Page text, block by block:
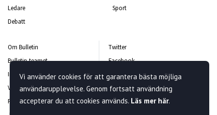
Ledare
Debatt
Sport
Om Bulletin
Bulletin-teamet
Integritetspolicy
Vanliga frågor och svar
Rättelsepolicy
Twitter
Facebook
Instagram
Kontakta oss
Nyhetsbrev
Vi använder cookies för att garantera bästa möjliga
användarupplevelse. Genom fortsatt användning
accepterar du att cookies används. Läs mer här.